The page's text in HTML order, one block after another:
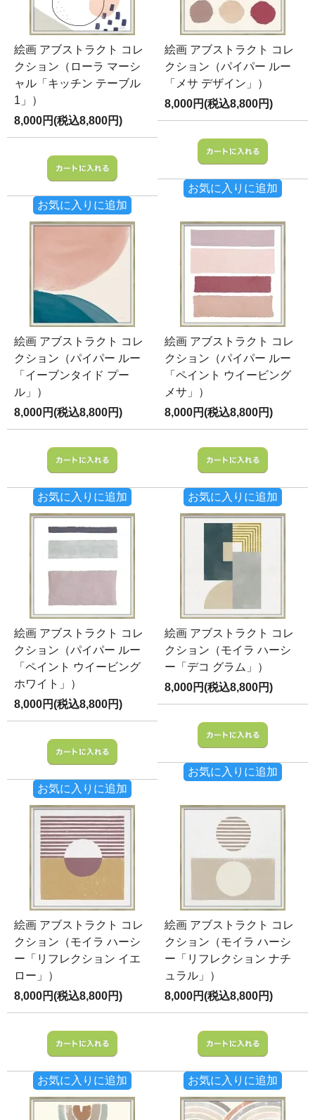
絵画 アブストラクト コレ
クション（ローラ マーシ
ャル「キッチン テーブル
1」）
8,000円(税込8,800円)
お気に入りに追加
絵画 アブストラクト コレ
クション（パイパー ルー
「メサ デザイン」）
8,000円(税込8,800円)
お気に入りに追加
絵画 アブストラクト コレ
クション（パイパー ルー
「イーブンタイド プー
ル」）
8,000円(税込8,800円)
お気に入りに追加
絵画 アブストラクト コレ
クション（パイパー ルー
「ペイント ウイービング
メサ」）
8,000円(税込8,800円)
お気に入りに追加
絵画 アブストラクト コレ
クション（パイパー ルー
「ペイント ウイービング
ホワイト」）
8,000円(税込8,800円)
お気に入りに追加
絵画 アブストラクト コレ
クション（モイラ ハーシ
ー「デコ グラム」）
8,000円(税込8,800円)
お気に入りに追加
絵画 アブストラクト コレ
クション（モイラ ハーシ
ー「リフレクション イエ
ロー」）
8,000円(税込8,800円)
お気に入りに追加
絵画 アブストラクト コレ
クション（モイラ ハーシ
ー「リフレクション ナチ
ュラル」）
8,000円(税込8,800円)
お気に入りに追加